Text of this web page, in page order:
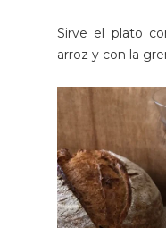
Sirve el plato
arroz y con la